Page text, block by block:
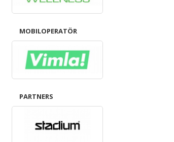
MOBILOPERATÖR
PARTNERS